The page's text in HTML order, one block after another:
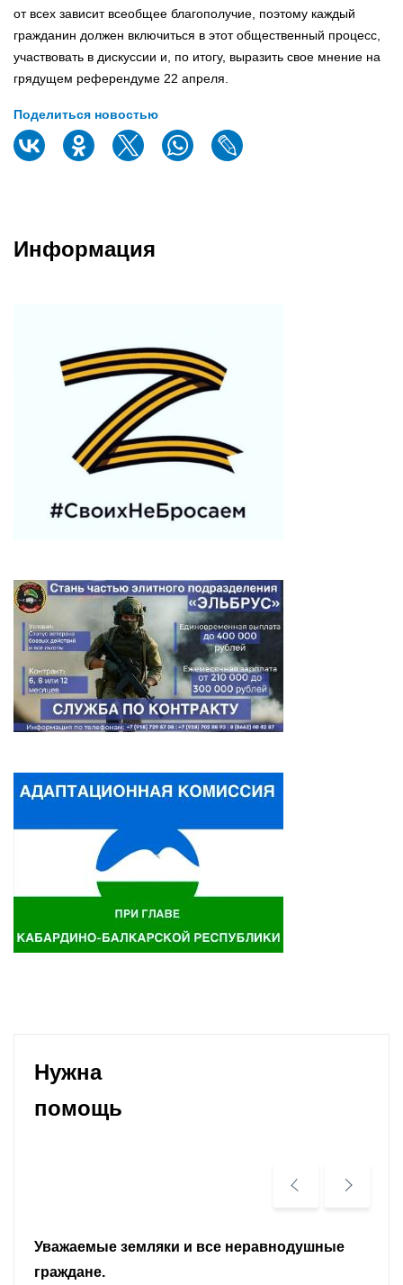
от всех зависит всеобщее благополучие, поэтому каждый
гражданин должен включиться в этот общественный процесс,
участвовать в дискуссии и, по итогу, выразить свое мнение на
грядущем референдуме 22 апреля.
Поделиться новостью
Информация
Нужна
помощь
Уважаемые земляки и все неравнодушные
граждане.